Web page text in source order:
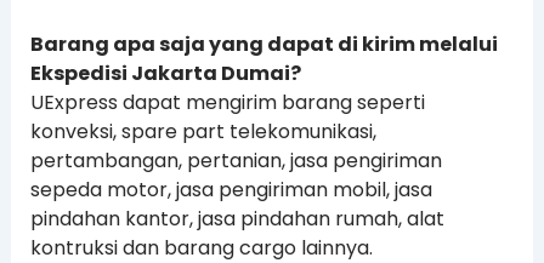
Barang apa saja yang dapat di kirim melalui
Ekspedisi Jakarta Dumai?
UExpress dapat mengirim barang seperti
konveksi, spare part telekomunikasi,
pertambangan, pertanian, jasa pengiriman
sepeda motor, jasa pengiriman mobil, jasa
pindahan kantor, jasa pindahan rumah, alat
kontruksi dan barang cargo lainnya.